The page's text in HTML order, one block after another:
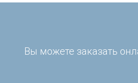
Вы можете заказать